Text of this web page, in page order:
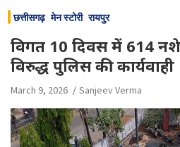
छत्तीसगढ़ मेन स्टोरी रायपुर
विगत 10 दिवस में 614
विरुद्ध पुलिस की कार्यवाही
March 9, 2026 Sanjeev Verma